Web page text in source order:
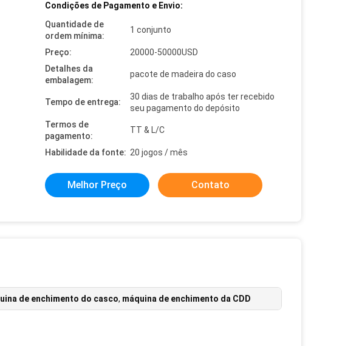
Condições de Pagamento e Envio:
Quantidade de
ordem mínima:
1 conjunto
Preço:
20000-50000USD
Detalhes da
embalagem:
pacote de madeira do caso
Tempo de entrega:
30 dias de trabalho após ter recebido
seu pagamento do depósito
Termos de
pagamento:
TT & L/C
Habilidade da fonte: 20 jogos / mês
Melhor Preço Contato
de enchimento do casco, máquina de enchimento da CDD